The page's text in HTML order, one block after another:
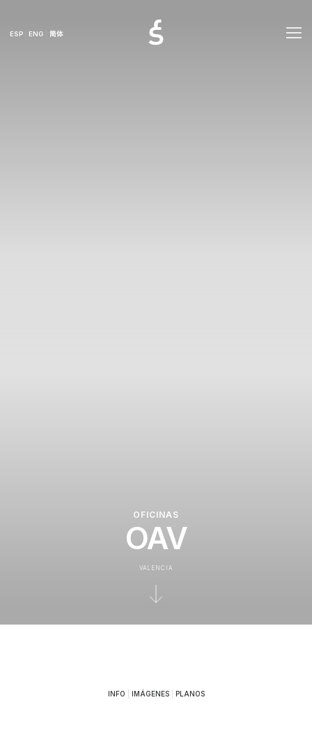
ESP ENG 简体
OFICINAS
OAV
VALENCIA
INFO IMÁGENES| PLANOS